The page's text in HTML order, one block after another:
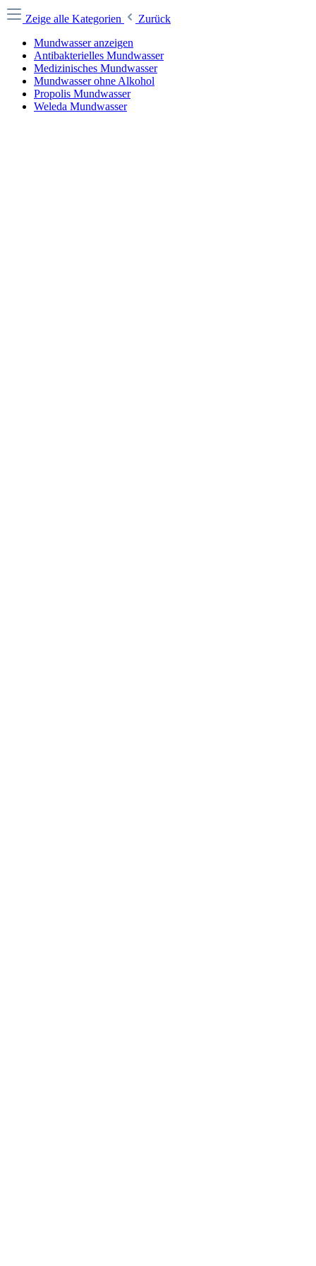
Zeige alle Kategorien
Zurück
Mundwasser anzeigen
Antibakterielles Mundwasser
Medizinisches Mundwasser
Mundwasser ohne Alkohol
Propolis Mundwasser
Weleda Mundwasser